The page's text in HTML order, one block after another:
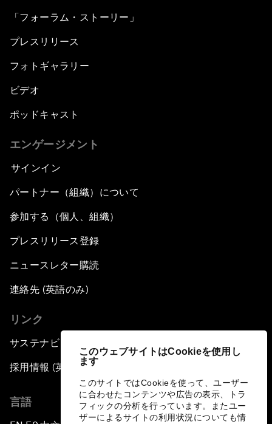
このウェブサイトはCookieを使用し
ます
このサイトではCookieを使って、ユーザー
に合わせたコンテンツや広告の表示、トラ
フィックの分析を行っています。またユー
ザーによるサイトの利用状況についても情
「フォーラム・ストーリー」
プレスリリース
フォトギャラリー
ビデオ
ポッドキャスト
エンゲージメント
サインイン
パートナー（組織）について
参加する（個人、組織）
プレスリリース登録
ニュースレター購読
連絡先 (英語のみ)
リンク
サステナビリティへの取り組み
採用情報 (英語のみ)
言語